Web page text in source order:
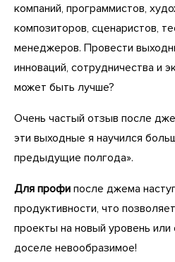
компаний, программистов,
композиторов, сценаристов,
менеджеров. Провести
инноваций, сотрудничества и
может быть лучше?
Очень частый отзыв после
эти выходные я научился
предыдущие полгода».
Для профи после джема
продуктивности, что
проекты на новый уровень
доселе невообразимое!